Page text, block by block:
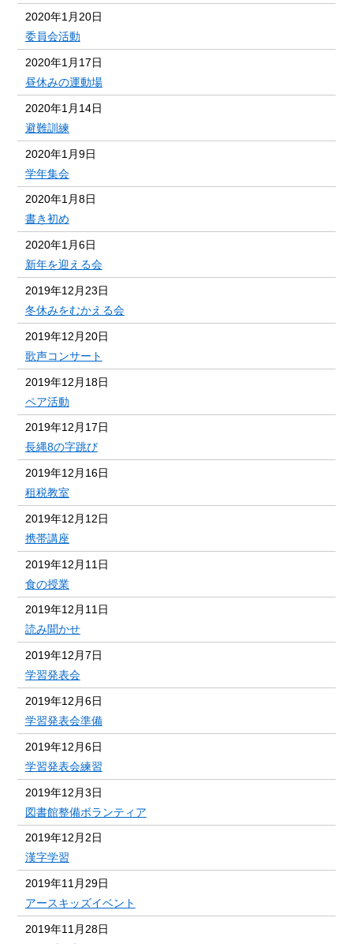
2020年1月20日
委員会活動
2020年1月17日
昼休みの運動場
2020年1月14日
避難訓練
2020年1月9日
学年集会
2020年1月8日
書き初め
2020年1月6日
新年を迎える会
2019年12月23日
冬休みをむかえる会
2019年12月20日
歌声コンサート
2019年12月18日
ペア活動
2019年12月17日
長縄8の字跳び
2019年12月16日
租税教室
2019年12月12日
携帯講座
2019年12月11日
食の授業
2019年12月11日
読み聞かせ
2019年12月7日
学習発表会
2019年12月6日
学習発表会準備
2019年12月6日
学習発表会練習
2019年12月3日
図書館整備ボランティア
2019年12月2日
漢字学習
2019年11月29日
アースキッズイベント
2019年11月28日